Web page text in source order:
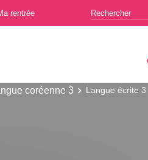
rentrée
coréenne 3 Langue écrite 3